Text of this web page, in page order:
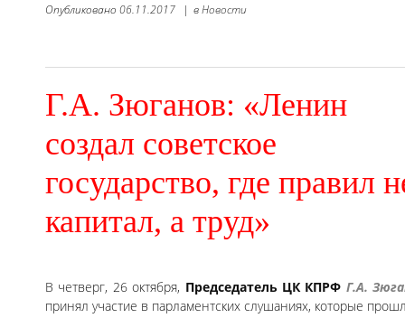
Опубликовано 06.11.2017 | вНовости
Г.А. Зюганов: «Ленин
создал советское
государство, где правил
капитал, а труд»
В четверг, 26 октября, Председатель ЦК КПРФ Г.А.
принял участие в парламентских слушаниях, которые